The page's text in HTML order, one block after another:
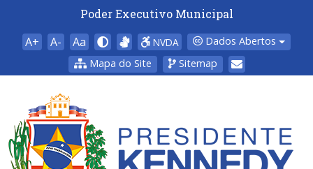
Poder Executivo Municipal
A+ A- Aa NVDA
Dados Abertos
Mapa do Site
Sitemap